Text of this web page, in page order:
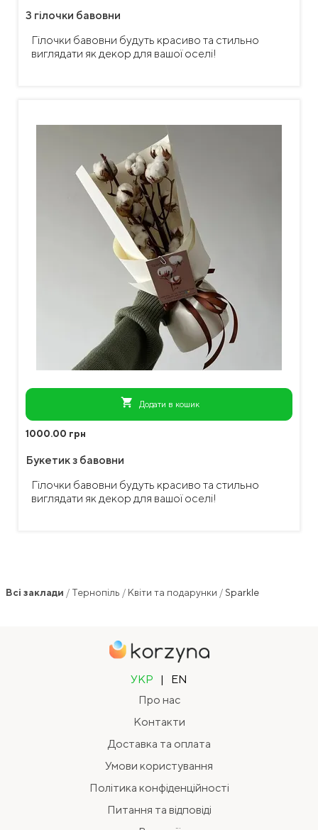
3 гілочки бавовни
Гілочки бавовни будуть красиво та стильно
виглядати як декор для вашої оселі!
shopping_cart Додати в кошик
1000.00 грн
Букетик з бавовни
Гілочки бавовни будуть красиво та стильно
виглядати як декор для вашої оселі!
Всі заклади / Тернопіль / Квіти та подарунки / Sparkle
УКР |
EN
Про нас
Контакти
Доставка та оплата
Умови користування
Політика конфіденційності
Питання та відповіді